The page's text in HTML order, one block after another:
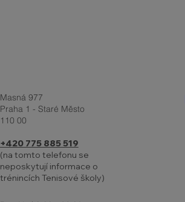
Masná 977
Praha 1 - Staré Město
110 00
+420 775 885 519
(na tomto telefonu se
neposkytují informace o
trénincích Tenisové školy)